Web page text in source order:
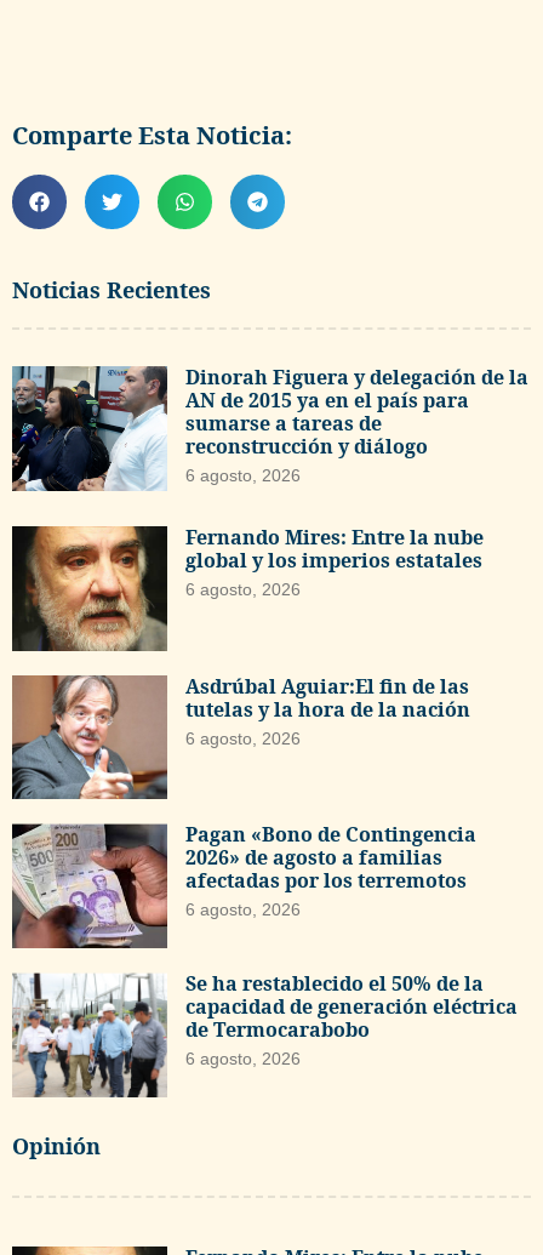
Noticias Recientes
Dinorah Figuera y delegación de la
AN de 2015 ya en el país para
sumarse a tareas de
reconstrucción y diálogo
6 agosto, 2026
Fernando Mires: Entre la nube
global y los imperios estatales
6 agosto, 2026
Asdrúbal Aguiar:El fin de las
tutelas y la hora de la nación
6 agosto, 2026
Pagan «Bono de Contingencia
2026» de agosto a familias
afectadas por los terremotos
6 agosto, 2026
Se ha restablecido el 50% de la
capacidad de generación eléctrica
de Termocarabobo
6 agosto, 2026
Opinión
Comparte Esta Noticia: